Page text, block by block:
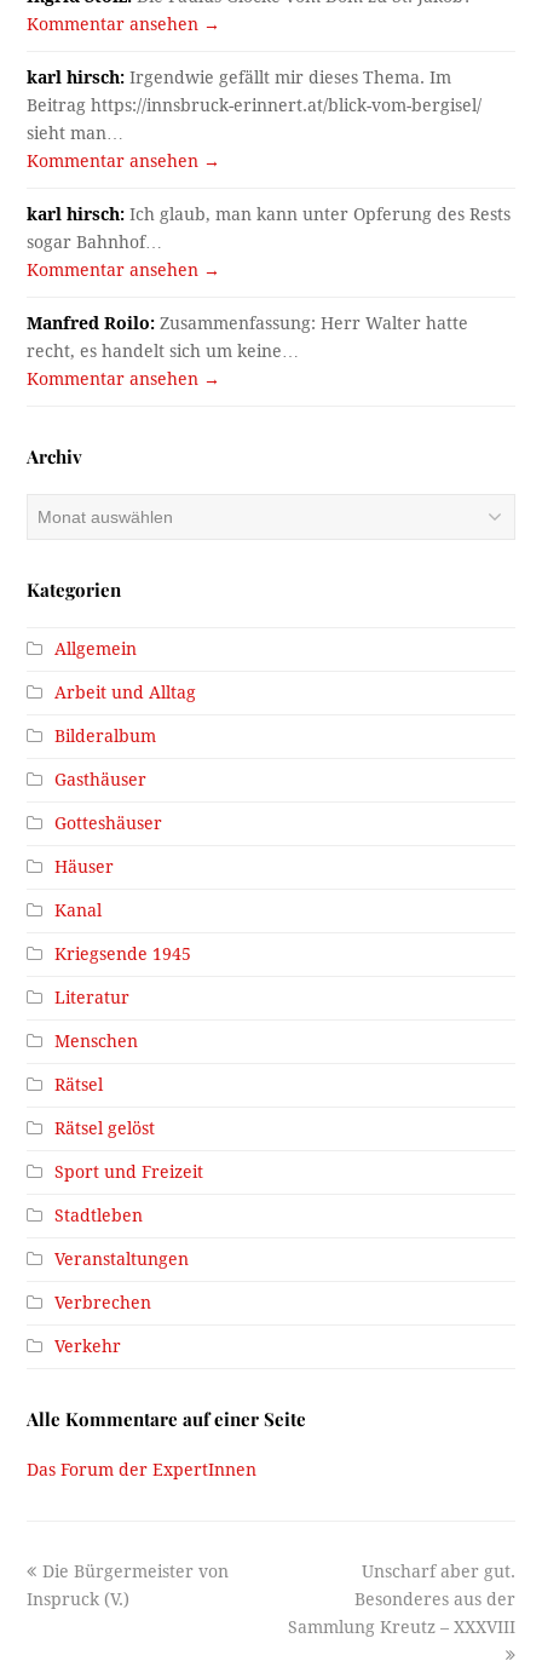
Kommentar ansehen →
karl hirsch: Irgendwie gefällt mir dieses Thema. Im
Beitrag https://innsbruck-erinnert.at/blick-vom-bergisel/
sieht man…
Kommentar ansehen →
karl hirsch: Ich glaub, man kann unter Opferung des Rests
sogar Bahnhof…
Kommentar ansehen →
Manfred Roilo: Zusammenfassung: Herr Walter hatte
recht, es handelt sich um keine…
Kommentar ansehen →
Archiv
Kategorien
Allgemein
Arbeit und Alltag
Bilderalbum
Gasthäuser
Gotteshäuser
Häuser
Kanal
Kriegsende 1945
Literatur
Menschen
Rätsel
Rätsel gelöst
Sport und Freizeit
Stadtleben
Veranstaltungen
Verbrechen
Verkehr
Alle Kommentare auf einer Seite
Das Forum der ExpertInnen
previous
post:
Die Bürgermeister von
Inspruck (V.)
next
post:
Unscharf aber gut.
Besonderes aus der
Sammlung Kreutz – XXXVIII